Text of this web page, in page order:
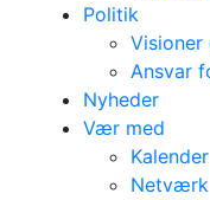
Politik
Ansvar
Nyheder
Vær med
Kalender
Netværk